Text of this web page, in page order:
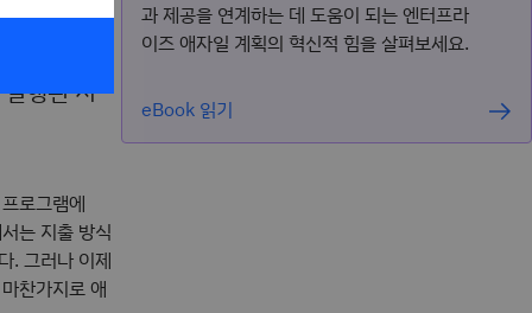
행된 지
로그램에
는 지출 방식
. 그러나 이제
찬가지로 애
과 제공을 연계하는 데 도움이 되는 엔터프라
이즈 애자일 계획의 혁신적 힘을 살펴보세요.
eBook 읽기